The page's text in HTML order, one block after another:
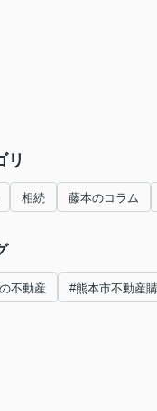
リ
相続 藤本のコラム
不動産 #熊本市不動産